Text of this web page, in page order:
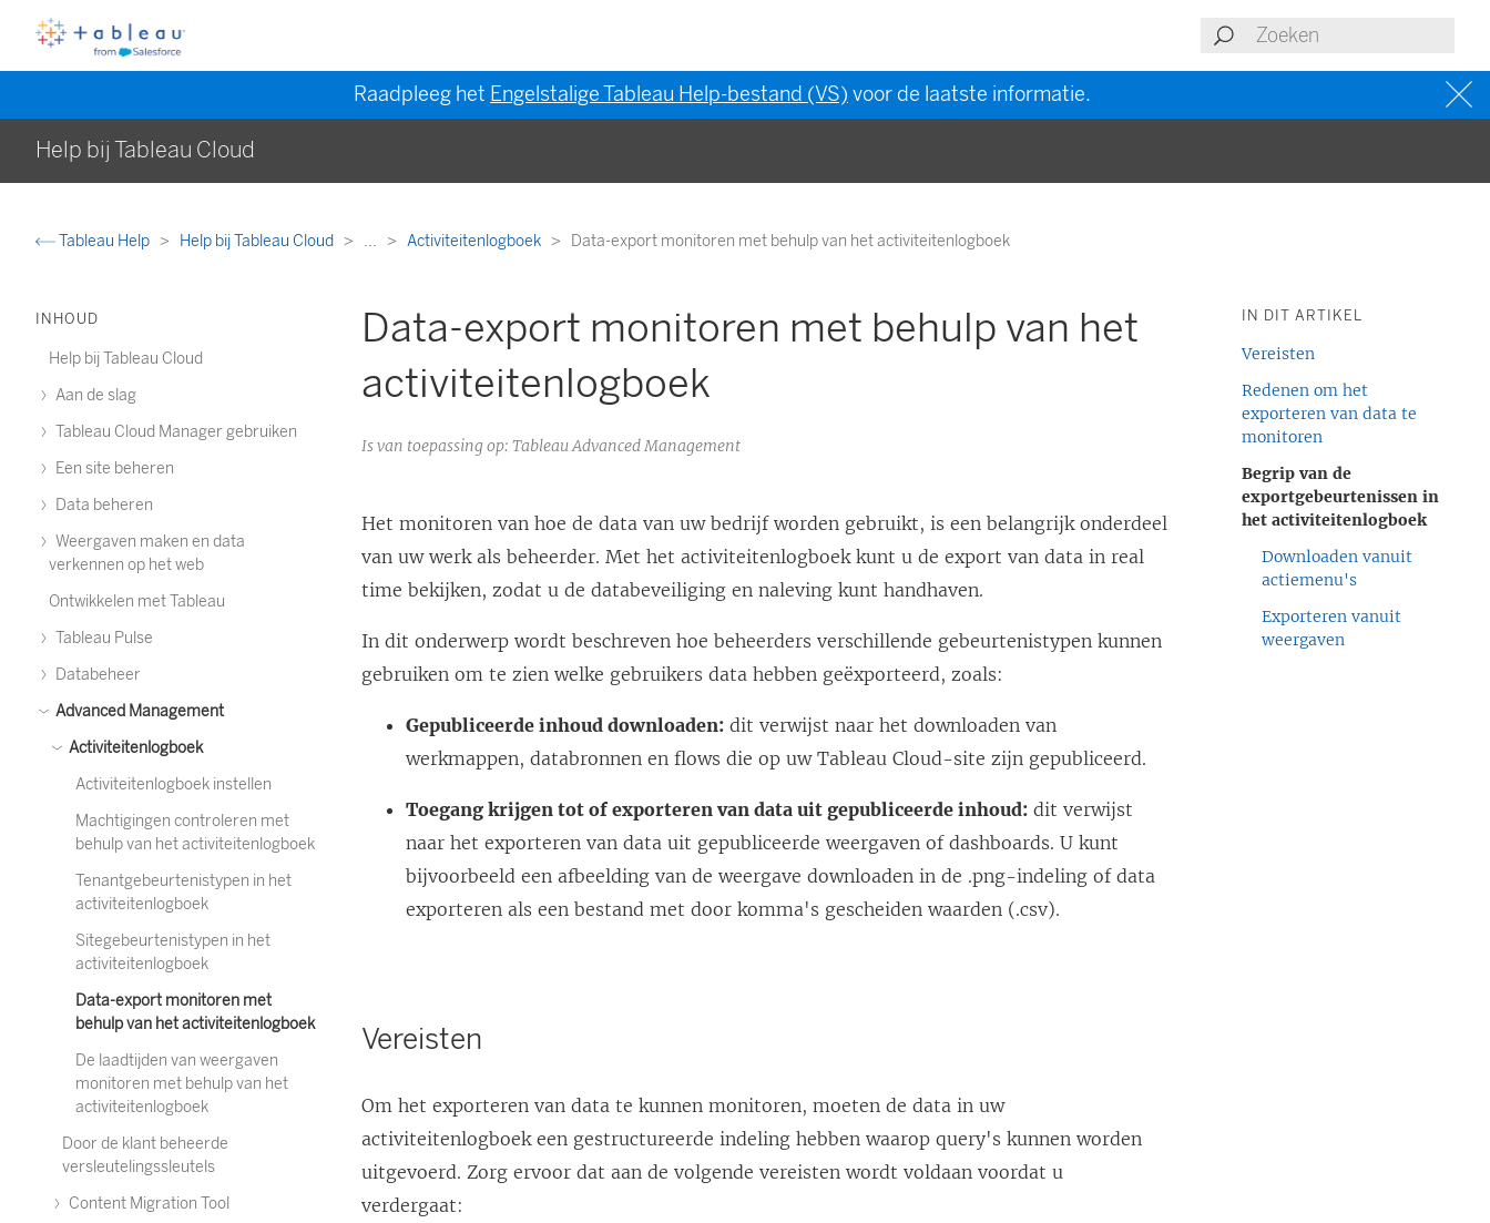
Raadpleeg het Engelstalige Tableau Help-bestand (VS) voor de laatste informatie.
Help bij Tableau Cloud
Tableau Help Help bij Tableau Cloud ... Activiteitenlogboek Data-export monitoren met behulp van het activiteitenlogboek
INHOUD
Help bij Tableau Cloud
Aan de slag
Tableau Cloud Manager gebruiken
Een site beheren
Data beheren
Weergaven maken en data
verkennen op het web
Ontwikkelen met Tableau
Tableau Pulse
Databeheer
Advanced Management
Activiteitenlogboek
Activiteitenlogboek instellen
Machtigingen controleren met
behulp van het activiteitenlogboek
Tenantgebeurtenistypen in het
activiteitenlogboek
Sitegebeurtenistypen in het
activiteitenlogboek
Data-export monitoren met
behulp van het activiteitenlogboek
De laadtijden van weergaven
monitoren met behulp van het
activiteitenlogboek
Door de klant beheerde
versleutelingssleutels
Content Migration Tool
Data-export monitoren met behulp van het
activiteitenlogboek
Is van toepassing op: Tableau Advanced Management
Het monitoren van hoe de data van uw bedrijf worden gebruikt, is een belangrijk onderdeel
van uw werk als beheerder. Met het activiteitenlogboek kunt u de export van data in real
time bekijken, zodat u de databeveiliging en naleving kunt handhaven.
In dit onderwerp wordt beschreven hoe beheerders verschillende gebeurtenistypen kunnen
gebruiken om te zien welke gebruikers data hebben geëxporteerd, zoals:
Gepubliceerde inhoud downloaden: dit verwijst naar het downloaden van
werkmappen, databronnen en flows die op uw Tableau Cloud-site zijn gepubliceerd.
Toegang krijgen tot of exporteren van data uit gepubliceerde inhoud: dit verwijst
naar het exporteren van data uit gepubliceerde weergaven of dashboards. U kunt
bijvoorbeeld een afbeelding van de weergave downloaden in de .png-indeling of data
exporteren als een bestand met door komma's gescheiden waarden (.csv).
Vereisten
Om het exporteren van data te kunnen monitoren, moeten de data in uw
activiteitenlogboek een gestructureerde indeling hebben waarop query's kunnen worden
uitgevoerd. Zorg ervoor dat aan de volgende vereisten wordt voldaan voordat u
verdergaat:
IN DIT ARTIKEL
Vereisten
Redenen om het
exporteren van data te
monitoren
Begrip van de
exportgebeurtenissen in
het activiteitenlogboek
Downloaden vanuit
actiemenu's
Exporteren vanuit
weergaven